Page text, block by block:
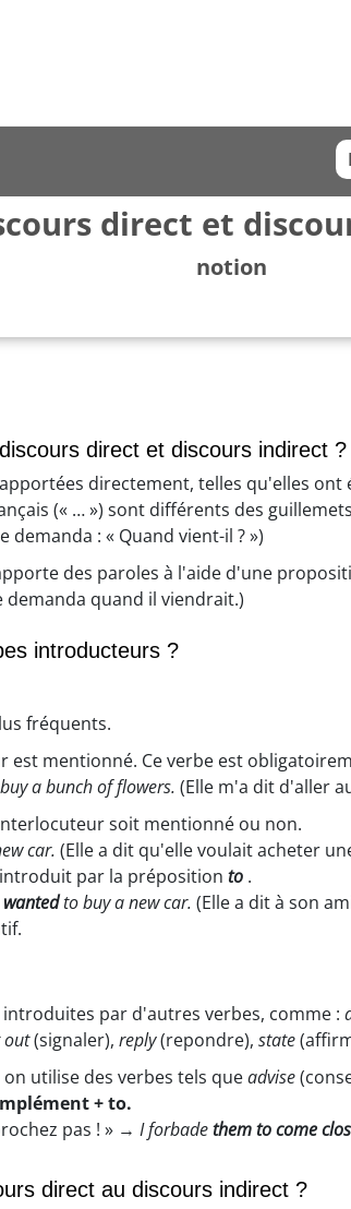
direct et
notion
direct et discours indirect ?
directement, telles qu'elles
(« … ») sont différents des
demanda : « Quand vient-il ? »)
des paroles à l'aide d'une
demanda quand il viendrait.)
introducteurs ?
fréquents.
mentionné. Ce verbe est
a bunch of flowers. (Elle m'a dit d'aller
soit mentionné ou non.
car. (Elle a dit qu'elle voulait acheter
par la préposition to .
to buy a new car. (Elle a dit à son
par d'autres verbes, comme :
out(signaler), reply(repondre), state
utilise des verbes tels queadvise
+ to.
pas ! » → I forbadethemto come
direct au discours indirect ?